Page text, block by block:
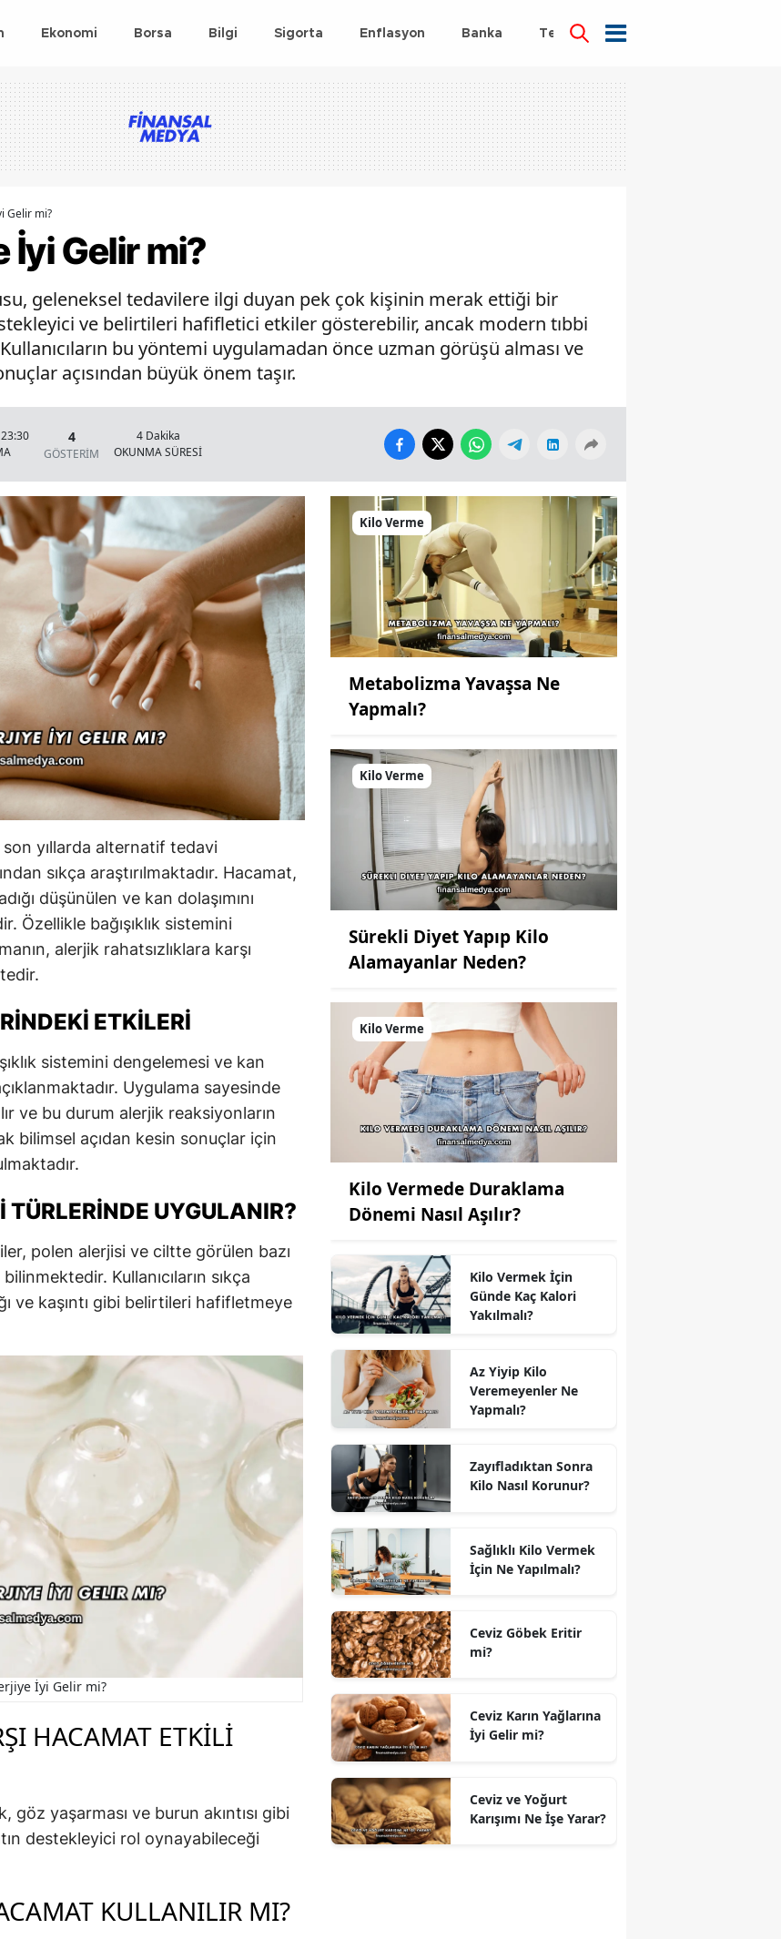
Ekonomi Borsa Bilgi Sigorta Enflasyon Banka Teknoloji
Gelir mi?
İyi Gelir mi?
geleneksel tedavilere ilgi duyan pek çok kişinin merak ettiği bir
ve belirtileri hafifletici etkiler gösterebilir, ancak modern tıbbi
bu yöntemi uygulamadan önce uzman görüşü alması ve
açısından büyük önem taşır.
4
GÖSTERİM
4 Dakika
OKUNMA SÜRESİ
yıllarda alternatif tedavi
sıkça araştırılmaktadır. Hacamat,
düşünülen ve kan dolaşımını
Özellikle bağışıklık sistemini
alerjik rahatsızlıklara karşı
ETKILERI
sistemini dengelemesi ve kan
Uygulama sayesinde
ve bu durum alerjik reaksiyonların
bilimsel açıdan kesin sonuçlar için
UYGULANIR?
polen alerjisi ve ciltte görülen bazı
Kullanıcıların sıkça
ve kaşıntı gibi belirtileri hafifletmeye
İyi Gelir mi?
HACAMAT ETKILI
göz yaşarması ve burun akıntısı gibi
destekleyici rol oynayabileceği
KULLANILIR MI?
Kilo Verme
Metabolizma Yavaşsa Ne
Yapmalı?
Kilo Verme
Sürekli Diyet Yapıp Kilo
Alamayanlar Neden?
Kilo Verme
Kilo Vermede Duraklama
Dönemi Nasıl Aşılır?
Kilo Vermek İçin
Günde Kaç Kalori
Yakılmalı?
Az Yiyip Kilo
Veremeyenler Ne
Yapmalı?
Zayıfladıktan Sonra
Kilo Nasıl Korunur?
Sağlıklı Kilo Vermek
İçin Ne Yapılmalı?
Ceviz Göbek Eritir
mi?
Ceviz Karın Yağlarına
İyi Gelir mi?
Ceviz ve Yoğurt
Karışımı Ne İşe Yarar?